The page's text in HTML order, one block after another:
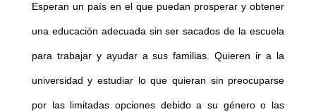
Esperan un país en el que puedan prosperar y obtener
una educación adecuada sin ser sacados de la escuela
para trabajar y ayudar a sus familias. Quieren ir a la
universidad y estudiar lo que quieran sin preocuparse
por las limitadas opciones debido a su género o las